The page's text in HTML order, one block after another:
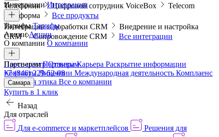
Телефония Цифровой сотрудник VoiceBox
Telecom
платформа
Все продукты
ИнтеграцииИнтеграции
Интеграции и доработки CRM
Внедрение и настройка
CRM
Сопровождение CRM Все интеграции
ТарифыТарифы
АкцииАкции
О компании О компании
Пресс-центрОтзывыКарьера Раскрытие информации
КонтактыЛицензии Международная деятельность Комплаенс
и деловая этика Все о компании
ПартнерамПартнерам
+7 (846) 229-52-08
Самара
Купить в 1 клик
Назад
Для отраслей
Для e-commerce и маркетплейсов
Решения для